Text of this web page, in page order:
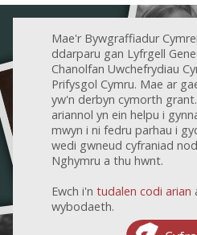
Mae'r Bywgraffiadur
ddarparu gan Lyfrgell
Chanolfan Uwchefrydiau
Prifysgol Cymru. Mae ar
yw'n derbyn cymorth
ariannol yn ein helpu i
mwyn i ni fedru parhau i
wedi gwneud cyfraniad
Nghymru a thu hwnt.
Ewch i'n tudalen codi arian
wybodaeth.